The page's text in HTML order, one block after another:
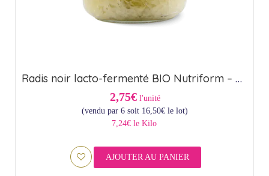
Radis noir lacto-fermenté BIO Nutriform – Origine France (44,6cl)
2,75€ l'unité
(vendu par 6 soit 16,50€le lot)
7,24€ le Kilo
AJOUTER AU PANIER